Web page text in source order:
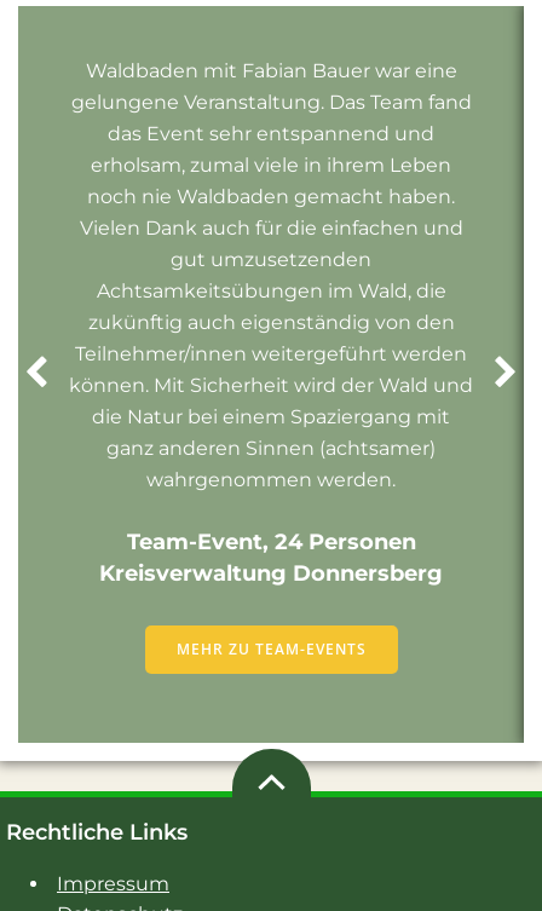
Waldbaden mit Fabian Bauer war eine
gelungene Veranstaltung. Das Team fand
das Event sehr entspannend und
erholsam, zumal viele in ihrem Leben
noch nie Waldbaden gemacht haben.
Vielen Dank auch für die einfachen und
gut umzusetzenden
Achtsamkeitsübungen im Wald, die
zukünftig auch eigenständig von den
Teilnehmer/innen weitergeführt werden
können. Mit Sicherheit wird der Wald und
die Natur bei einem Spaziergang mit
ganz anderen Sinnen (achtsamer)
wahrgenommen werden.
Team-Event, 24 Personen
Kreisverwaltung Donnersberg
MEHR ZU TEAM-EVENTS
Rechtliche Links
Impressum